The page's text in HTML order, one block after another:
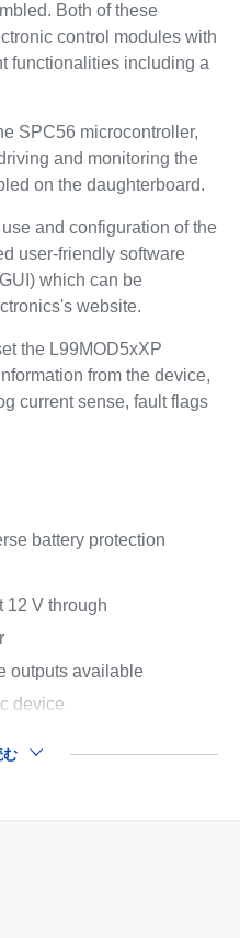
Both of these
control modules with
functionalities including a
SPC56 microcontroller,
and monitoring the
on the daughterboard.
and configuration of the
user-friendly software
which can be
website.
the L99MOD5xXP
from the device,
current sense, fault flags
battery protection
12 V through
outputs available
device
む